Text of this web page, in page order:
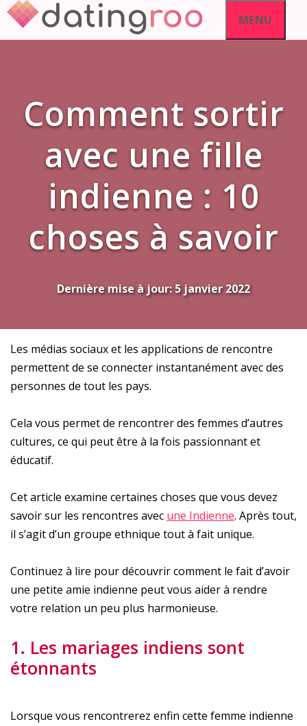
Aller
contenu
MENU
Comment sortir
avec une fille
indienne : 10
choses à savoir
Dernière mise à jour:5 janvier 2022
Les médias sociaux et les applications de rencontre
permettent de se connecter instantanément avec des
personnes de tout les pays.
Cela vous permet de rencontrer des femmes d’autres
cultures, ce qui peut être à la fois passionnant et
éducatif.
Cet article examine certaines choses que vous devez
savoir sur les rencontres avec une Indienne. Après tout,
il s’agit d’un groupe ethnique tout à fait unique.
Continuez à lire pour découvrir comment le fait d’avoir
une petite amie indienne peut vous aider à rendre
votre relation un peu plus harmonieuse.
1. Les mariages indiens sont
étonnants
Lorsque vous rencontrerez enfin cette femme indienne